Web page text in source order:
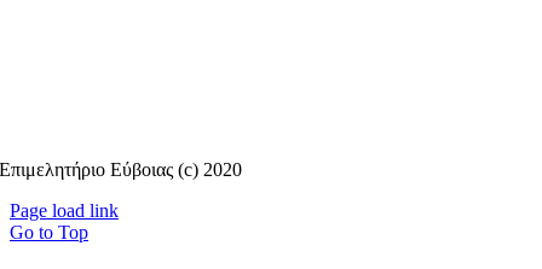
Επιμελητήριο Εύβοιας (c) 2020
Page load link
Go to Top